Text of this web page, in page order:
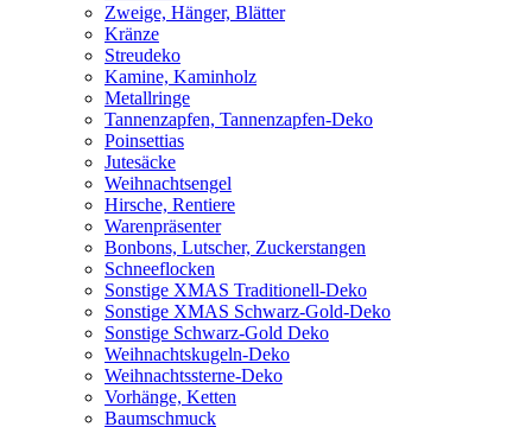
Zweige, Hänger, Blätter
Kränze
Streudeko
Kamine, Kaminholz
Metallringe
Tannenzapfen, Tannenzapfen-Deko
Poinsettias
Jutesäcke
Weihnachtsengel
Hirsche, Rentiere
Warenpräsenter
Bonbons, Lutscher, Zuckerstangen
Schneeflocken
Sonstige XMAS Traditionell-Deko
Sonstige XMAS Schwarz-Gold-Deko
Sonstige Schwarz-Gold Deko
Weihnachtskugeln-Deko
Weihnachtssterne-Deko
Vorhänge, Ketten
Baumschmuck